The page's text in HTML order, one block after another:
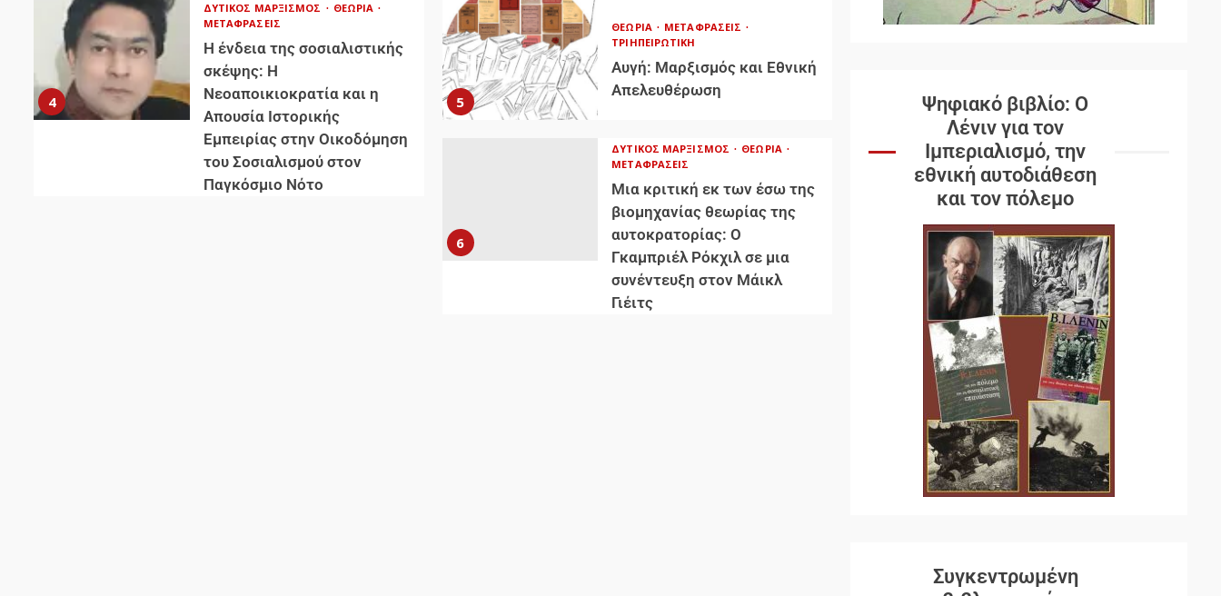
4
ΔΥΤΙΚΌΣ ΜΑΡΞΙΣΜΌΣ
ΘΕΩΡΊΑ
ΜΕΤΑΦΡΆΣΕΙΣ
Η ένδεια της σοσιαλιστικής
σκέψης: Η
Νεοαποικιοκρατία και η
Απουσία Ιστορικής
Εμπειρίας στην Οικοδόμηση
του Σοσιαλισμού στον
Παγκόσμιο Νότο
5
ΘΕΩΡΊΑ
ΜΕΤΑΦΡΆΣΕΙΣ
ΤΡΙΗΠΕΙΡΩΤΙΚΉ
Αυγή: Μαρξισμός και Εθνική
Απελευθέρωση
6
ΔΥΤΙΚΌΣ ΜΑΡΞΙΣΜΌΣ
ΘΕΩΡΊΑ
ΜΕΤΑΦΡΆΣΕΙΣ
Μια κριτική εκ των έσω της
βιομηχανίας θεωρίας της
αυτοκρατορίας: Ο
Γκαμπριέλ Ρόκχιλ σε μια
συνέντευξη στον Μάικλ
Γιέιτς
Ψηφιακό βιβλίο: Ο
Λένιν για τον
Ιμπεριαλισμό, την
εθνική αυτοδιάθεση
και τον πόλεμο
Συγκεντρωμένη